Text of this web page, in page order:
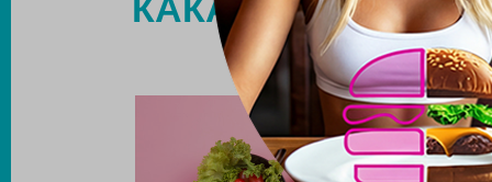
КАКАЯ ЕДА